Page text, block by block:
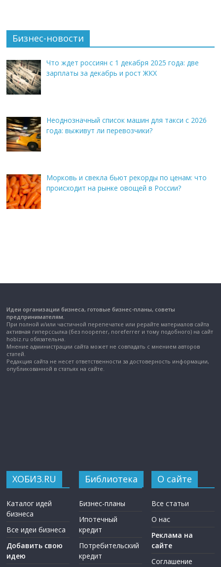
Бизнес-новости
Что ждет россиян с 1 декабря 2025 года: две
зарплаты за декабрь и рост ЖКХ
Неоднозначный список машин для такси с 2026
года: выживут ли перевозчики?
Морковь и свекла бьют рекорды по ценам: что
происходит на рынке овощей в России?
Идеи организации бизнеса, готовые бизнес-планы, советы
предпринимателям.
При полной и/или частичной перепечатке или рерайте материалов сайта
активная гиперссылка (без noopener, noreferrer и тому подобного) на сайт
hobiz.ru обязательна.
Мнение администрации сайта может не совпадать с мнением авторов
статей.
Редакция сайта не несет ответственности за достоверность информации,
опубликованной в статьях на сайте.
ХОБИЗ.RU
Каталог идей
бизнеса
Все идеи бизнеса
Добавить свою
идею
Библиотека
Бизнес-планы
Ипотечный
кредит
Потребительский
кредит
О сайте
Все статьи
О нас
Реклама на
сайте
Соглашение